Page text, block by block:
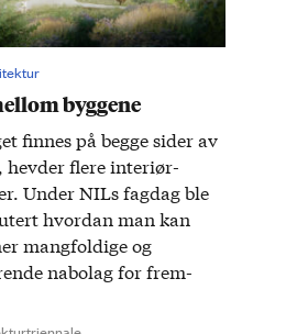
byggene
finnes på begge sider av
hevder flere interiør­
Under NILs fag­dag ble
hvor­dan man kan
mang­foldige og
nabo­lag for frem­